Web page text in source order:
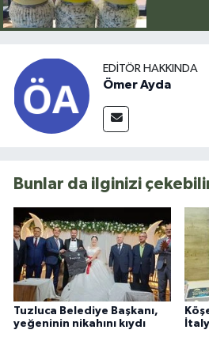
EDITÖR HAKKINDA
Ömer Ayda
Bunlar da ilginizi
Tuzluca Belediye Başkanı,
yeğeninin nikahını kıydı